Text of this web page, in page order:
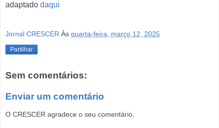
adaptado daqui
Jornal CRESCER Às quarta-feira, março 12, 2025
Partilhar
Sem comentários:
Enviar um comentário
O CRESCER agradece o seu comentário.